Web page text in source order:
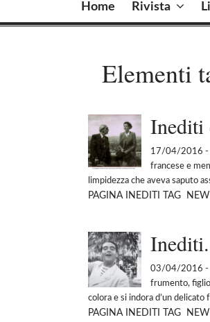
Home Rivista
Elementi
Inediti
17/04/2016 -
francese e
limpidezza che aveva saputo
PAGINA INEDITI TAG
03/04/2016 -
frumento, figlio
colora e si indora d’un delicato
PAGINA INEDITI TAG